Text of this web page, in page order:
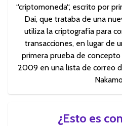
“criptomoneda“, escrito por
Dai, que trataba de una
utiliza la criptografía para
transacciones, en lugar de
primera prueba de
2009 en una lista de correo
¿Esto es